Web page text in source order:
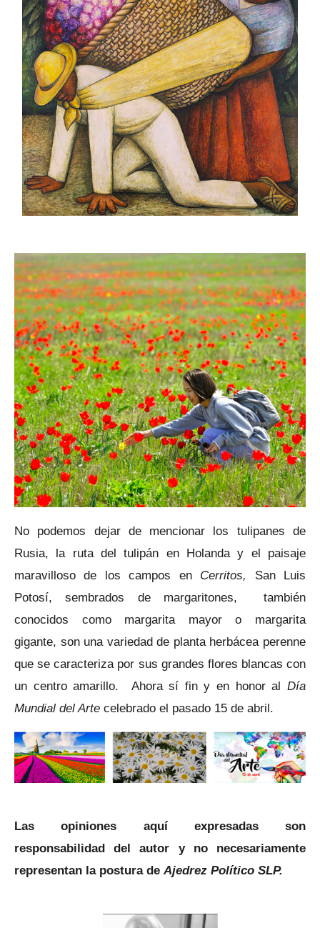
No podemos dejar de mencionar los tulipanes de
Rusia, la ruta del tulipán en Holanda y el paisaje
maravilloso de los campos en Cerritos,
San Luis
Potosí, sembrados de margaritones,
también
conocidos como margarita mayor o margarita
gigante, son una variedad de planta herbácea perenne
que se caracteriza por sus grandes flores blancas con
un centro amarillo.
Ahora sí fin y en honor alDía
Mundial del Arte celebrado el pasado 15 de abril.
Las opiniones aquí expresadas son
responsabilidad del autor y no necesariamente
representan la postura deAjedrez Político SLP.